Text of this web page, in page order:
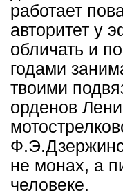
работает
авторитет у
обличать и
годами
твоими
орденов
не монах, а
человеке.